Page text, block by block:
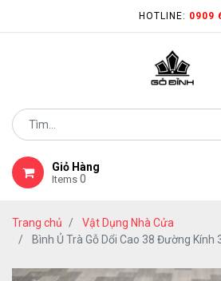
HOTLINE: 0909
Giỏ Hàng
Items 0
Trang chủ
Vật Dụng Nhà Cửa
Bình Ủ Trà Gỗ Dổi Cao 38 Đường Kính